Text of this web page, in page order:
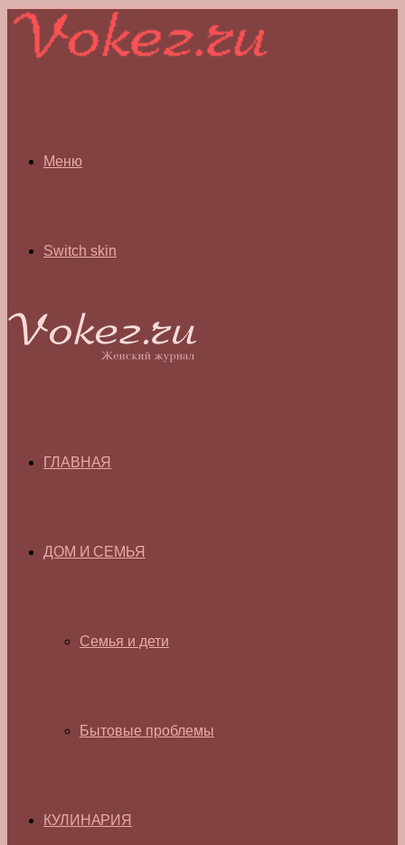
Меню
Switch skin
ГЛАВНАЯ
ДОМ И СЕМЬЯ
Семья и дети
Бытовые проблемы
КУЛИНАРИЯ